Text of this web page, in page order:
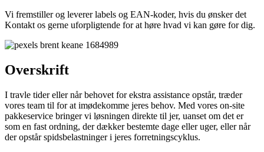
Vi fremstiller og leverer labels og EAN-koder, hvis du ønsker det
Kontakt os gerne uforpligtende for at høre hvad vi kan gøre for dig.
Overskrift
I travle tider eller når behovet for ekstra assistance opstår, træder
vores team til for at imødekomme jeres behov. Med vores on-site
pakkeservice bringer vi løsningen direkte til jer, uanset om det er
som en fast ordning, der dækker bestemte dage eller uger, eller når
der opstår spidsbelastninger i jeres forretningscyklus.